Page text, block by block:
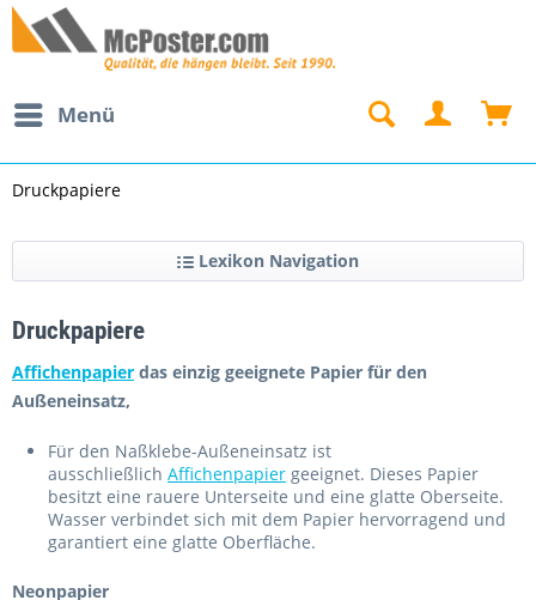
Menü
Druckpapiere
Lexikon Navigation
Druckpapiere
Affichenpapier das einzig geeignete Papier für den
Außeneinsatz,
Für den Naßklebe-Außeneinsatz ist
ausschließlich Affichenpapier geeignet. Dieses Papier
besitzt eine rauere Unterseite und eine glatte Oberseite.
Wasser verbindet sich mit dem Papier hervorragend und
garantiert eine glatte Oberfläche.
Neonpapier